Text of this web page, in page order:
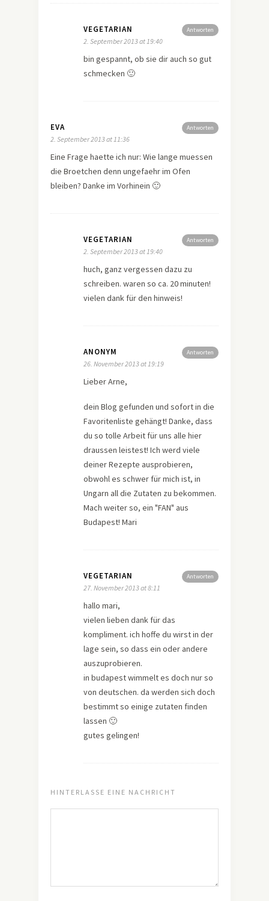
Antworten
VEGETARIAN
2. September 2013 at 19:40
bin gespannt, ob sie dir auch so gut
schmecken 🙂
Antworten
EVA
2. September 2013 at 11:36
Eine Frage haette ich nur: Wie lange muessen
die Broetchen denn ungefaehr im Ofen
bleiben? Danke im Vorhinein 🙂
Antworten
VEGETARIAN
2. September 2013 at 19:40
huch, ganz vergessen dazu zu
schreiben. waren so ca. 20 minuten!
vielen dank für den hinweis!
Antworten
ANONYM
26. November 2013 at 19:19
Lieber Arne,
dein Blog gefunden und sofort in die
Favoritenliste gehängt! Danke, dass
du so tolle Arbeit für uns alle hier
draussen leistest! Ich werd viele
deiner Rezepte ausprobieren,
obwohl es schwer für mich ist, in
Ungarn all die Zutaten zu bekommen.
Mach weiter so, ein "FAN" aus
Budapest! Mari
Antworten
VEGETARIAN
27. November 2013 at 8:11
hallo mari,
vielen lieben dank für das
kompliment. ich hoffe du wirst in der
lage sein, so dass ein oder andere
auszuprobieren.
in budapest wimmelt es doch nur so
von deutschen. da werden sich doch
bestimmt so einige zutaten finden
lassen 🙂
gutes gelingen!
HINTERLASSE EINE NACHRICHT